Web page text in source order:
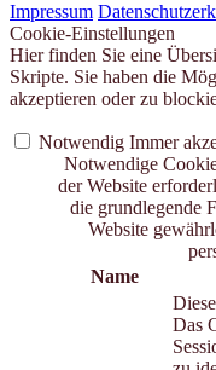
Impressum
Cookie-Einstellungen
Hier finden Sie eine
Skripte. Sie haben die
akzeptieren oder zu
Notwendig Immer
Notwendige
der Website
die grundlegende
Website
Name
Das